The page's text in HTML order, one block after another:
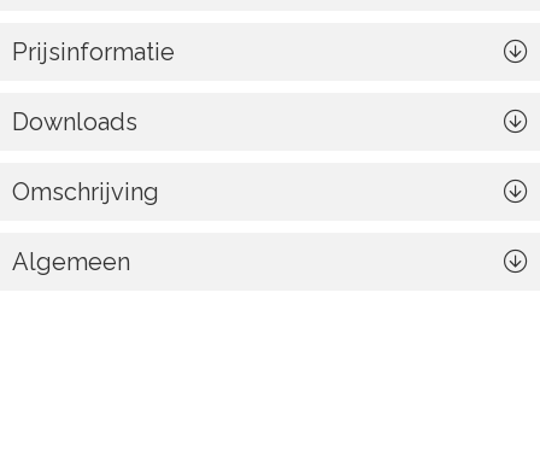
Prijsinformatie
Downloads
Omschrijving
Algemeen